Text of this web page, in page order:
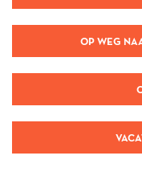
OP WEG